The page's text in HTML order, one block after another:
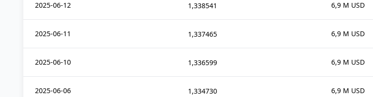
2025-06-12 1,338541 6,9 M USD
2025-06-11 1,337465 6,9 M USD
2025-06-10 1,336599 6,9 M USD
2025-06-06 1,334730 6,9 M USD